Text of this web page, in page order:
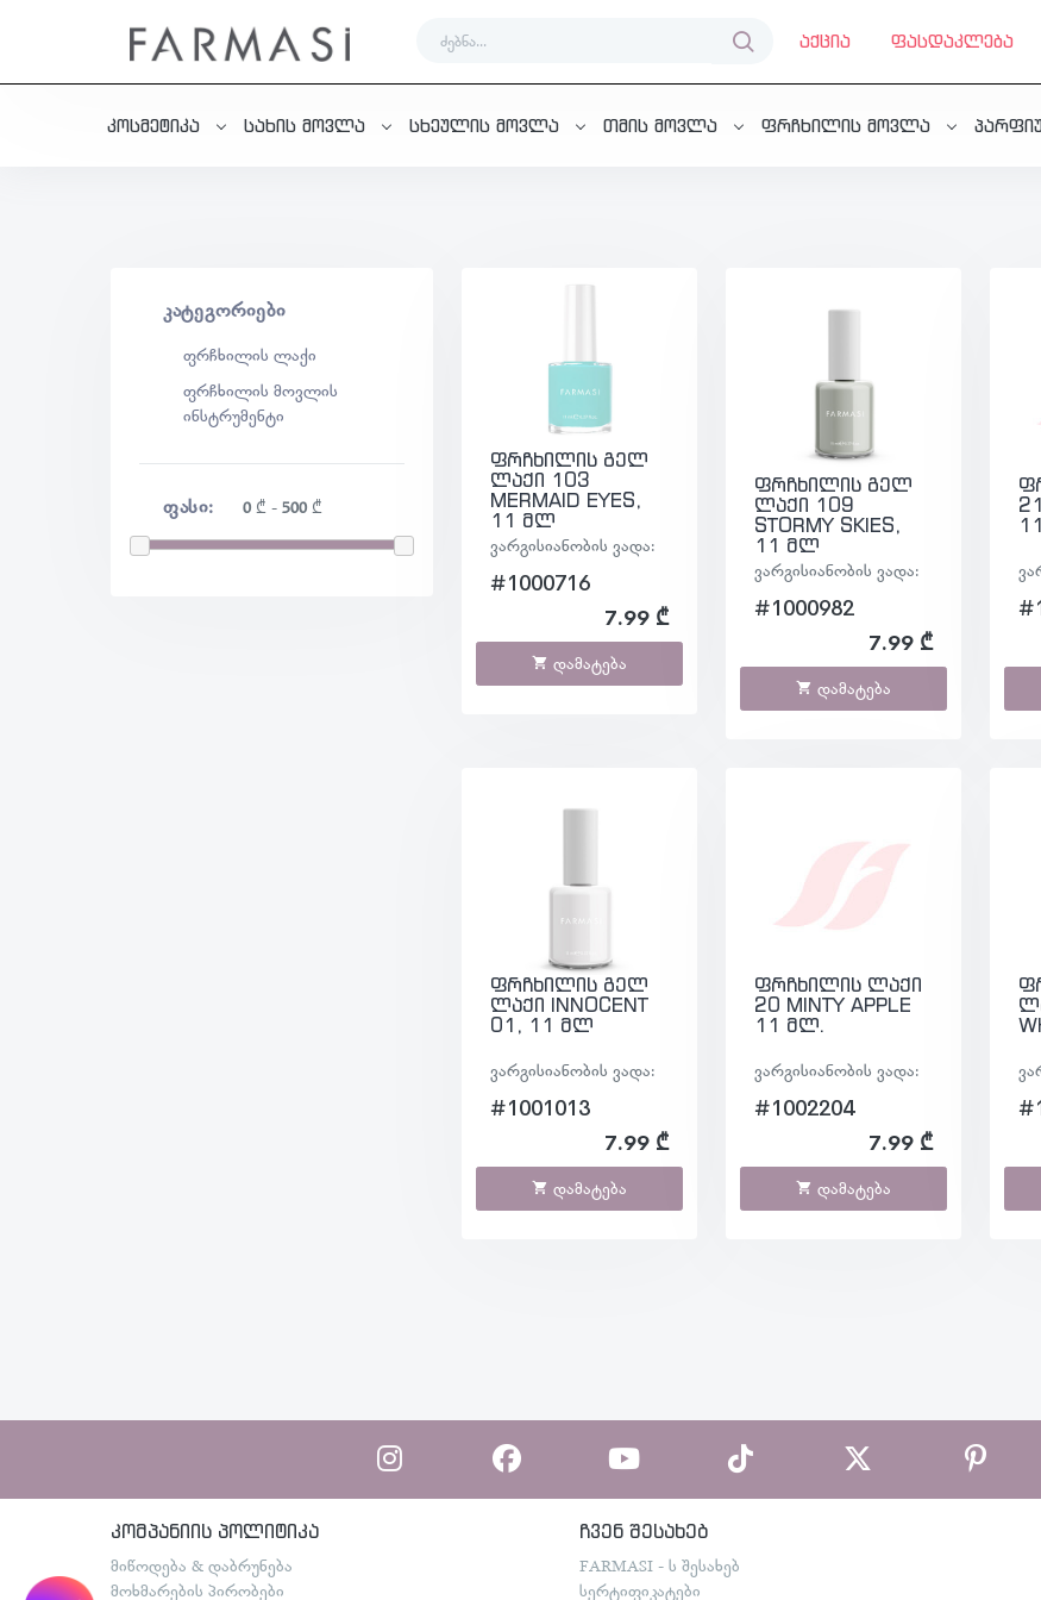
აქცია ფასდაკლება
კოსმეტიკა სახის მოვლა სხეულის მოვლა თმის მოვლა ფრჩხილის მოვლა
ᲙᲐᲢᲔᲒᲝᲠᲘᲔᲑᲘ
ფრჩხილის ლაქი
ფრჩხილის მოვლის
ინსტრუმენტი
ᲤᲐᲡᲘ: 0₾- 500₾
ფრჩხილის გელ
ლაქი 103
MERMAID EYES,
11 მლ
ვარგისიანობის ვადა:
#1000716
7.99 ₾
დამატება
ფრჩხილის გელ
ლაქი 109
STORMY SKIES,
11 მლ
ვარგისიანობის ვადა:
#1000982
7.99 ₾
დამატება
ფრჩხილის გელ
ლაქი INNOCENT
01, 11 მლ
ვარგისიანობის ვადა:
#1001013
7.99 ₾
დამატება
ფრჩხილის ლაქი
20 MINTY APPLE
11 მლ.
ვარგისიანობის ვადა:
#1002204
7.99 ₾
დამატება
კომპანიის პოლიტიკა
მიწოდება & დაბრუნება
მოხმარების პირობები
ჩვენ შესახებ
FARMASI - ს შესახებ
სერტიფიკატები